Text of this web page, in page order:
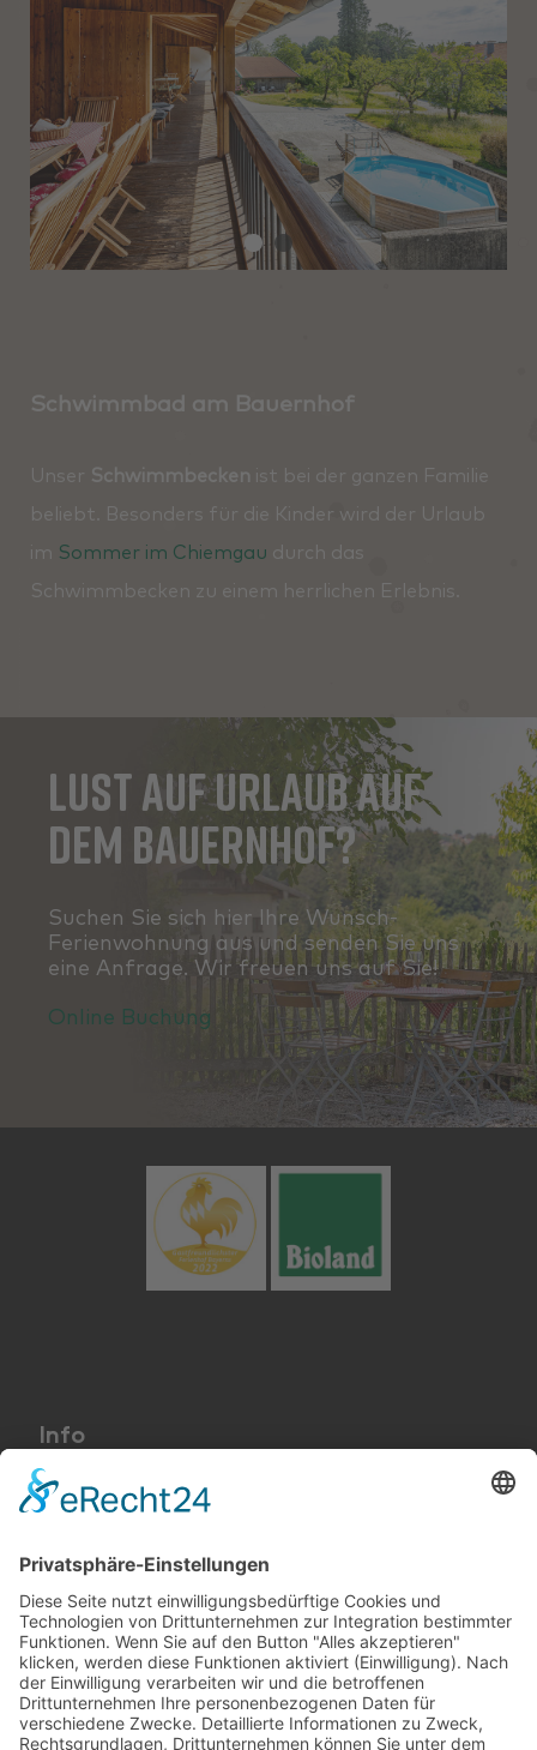
Schwimmbad am Bauernhof
Unser Schwimmbecken ist bei der ganzen Familie
beliebt. Besonders für die Kinder wird der Urlaub
im Sommer im Chiemgau durch das
Schwimmbecken zu einem herrlichen Erlebnis.
Lust auf Urlaub auf
dem Bauernhof?
Suchen Sie sich hier Ihre Wunsch-
Ferienwohnung aus und senden Sie uns
eine Anfrage. Wir freuen uns auf Sie!
Online Buchung
Info
Preise und AGB
Impressum
Cookie-Einstellungen